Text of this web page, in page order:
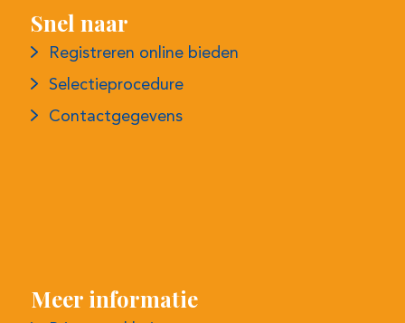
Snel naar
Registreren online bieden
Selectieprocedure
Contactgegevens
Meer informatie